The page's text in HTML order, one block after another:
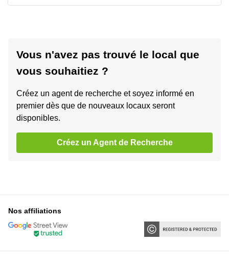
Vous n'avez pas trouvé le local que
vous souhaitiez ?
Créez un agent de recherche et soyez informé en
premier dès que de nouveaux locaux seront
disponibles.
Créez un Agent de Recherche
Nos affiliations